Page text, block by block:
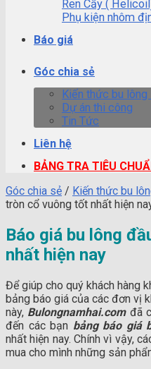
Ren Cấy (
Phụ kiện nhôm
Báo giá
Góc chia sẻ
Kiến thức bu
Dự án thi công
Tin Tức
Liên hệ
BẢNG TRA TIÊU
Góc chia sẻ / Kiến thức bu
tròn cổ vuông tốt nhất hiện
Báo giá bu lông
nhất hiện nay
Để giúp cho quý khách hàng
bảng báo giá của các đơn vị
này, Bulongnamhai.comđã
đến các bạn bảng báo giá
nhất hiện nay. Chính vì vậy,
mua cho mình những sản